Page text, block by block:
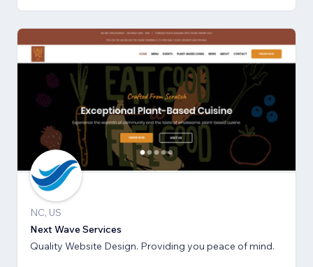
NC, US
Next Wave Services
Quality Website Design. Providing you peace of mind.